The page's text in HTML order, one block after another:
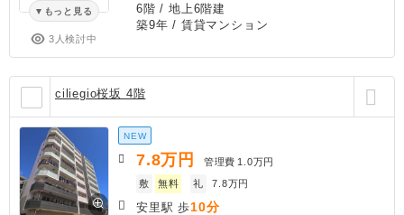
もっと見る
3人検討中
6階 / 地上6階建
築9年 / 賃貸マンション
ciliegio桜坂 4階
NEW
7.8万円 管理費 1.0万円
敷
無料 礼 7.8万円
安里駅 歩10分